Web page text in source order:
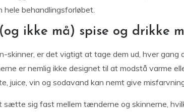
hele behandlingsforløbet.
ikke må) spise og drikke
skinner, er det vigtigt at tage dem ud, hver gang
er nemlig ikke designet til at modstå varme
juice, vin og sodavand kan nemt give
sætte sig fast mellem tænderne og skinnerne,